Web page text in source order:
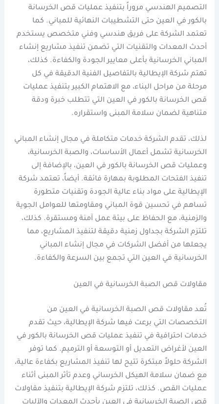
التصميم الهندسي مروراً بتنفيذ عمليات قص الخرسانة
بالكور في العين حتى التشطيبات النهائية للمباني. كما
تعتمد الشركة على فريق هندسي وفني متخصص يستخدم
أحدث المعدات والتقنيات التي تضمن تنفيذ مشاريع إنشاء
المباني الخرسانية بأعلى معايير الجودة والكفاءة. كذلك،
تهتم شركة الإيطالية بالتفاصيل الفنية الدقيقة في كل
مرحلة من مراحل البناء، مع الاهتمام الكبير بتنفيذ عمليات
قص الخرسانة بالكور في العين التي تتطلب خبرة ودقة
متناهية لضمان سلامة المبنى واستقراره.
لذلك، تقدم الشركة خدمات متكاملة في مجال إنشاء المباني
الخرسانية تشمل أعمال الأساسات، والصبة الخرسانية،
وعمليات قص الخرسانة بالكور في العين، بالإضافة إلى
تنفيذ الفتحات المطلوبة بمهارة فائقة. أيضاً، تعتمد شركة
الإيطالية على مواد بناء عالية الجودة وتقنيات متطورة
تساهم في تحسين قوة المباني ومقاومتها للعوامل الجوية
والزمنية، مع الحفاظ على بيئة عمل آمنة ومستقرة. كذلك،
تلتزم الشركة بجداول زمنية دقيقة لتنفيذ المشاريع، مما
يجعلها من أفضل الشركات في مجال إنشاء المباني
الخرسانية في العين التي تجمع بين السرعة والكفاءة.
مقاولات قص الصبة الخرسانية في العين
تُعد مقاولات قص الصبة الخرسانية في العين من
التخصصات التي برعت فيها شركة الإيطالية، حيث تقدم
خدمات احترافية في تنفيذ عمليات قص الخرسانة بالكور في
العين لأغراض التعديل أو التوسعة أو الترميم. كما توفر
الشركة حلولاً مبتكرة تتيح لها تنفيذ المشاريع بكفاءة عالية،
مع ضمان سلامة الهيكل الخرساني وعدم تأثر المبنى أثناء
عمليات القص. كذلك، تلتزم شركة الإيطالية بتنفيذ مقاولات